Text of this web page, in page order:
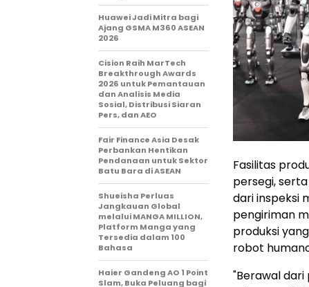
Fasilitas
persegi,
dari inspeksi
pengiriman
produksi
robot
"Berawal
Huawei Jadi Mitra bagi
Ajang GSMA M360 ASEAN
2026
Cision Raih MarTech
Breakthrough Awards
2026 untuk Pemantauan
dan Analisis Media
Sosial, Distribusi Siaran
Pers, dan AEO
Fair Finance Asia Desak
Perbankan Hentikan
Pendanaan untuk Sektor
Batu Bara di ASEAN
Shueisha Perluas
Jangkauan Global
melalui MANGA MILLION,
Platform Manga yang
Tersedia dalam 100
Bahasa
Haier Gandeng AO 1 Point
Slam, Buka Peluang bagi